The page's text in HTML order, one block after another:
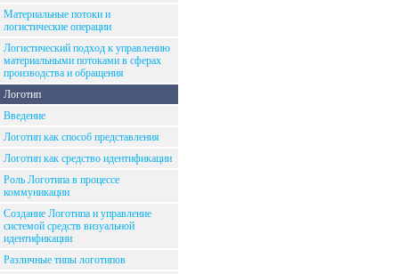
Материальные потоки и
логистические операции
Логистический подход к управлению
материальными потоками в сферах
производства и обращения
Логотип
Введение
Логотип как способ представления
Логотип как средство идентификации
Роль Логотипа в процессе
коммуникации
Создание Логотипа и управление
системой средств визуальной
идентификации
Различные типы логотипов